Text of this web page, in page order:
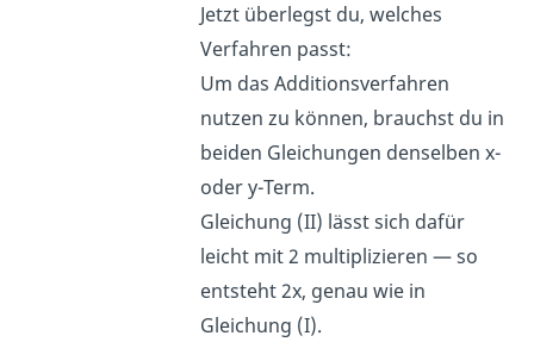
Jetzt überlegst du, welches
Verfahren passt:
Um das Additionsverfahren
nutzen zu können, brauchst du in
beiden Gleichungen denselben x-
oder y-Term.
Gleichung (II) lässt sich dafür
leicht mit 2 multiplizieren — so
entsteht 2x, genau wie in
Gleichung (I).